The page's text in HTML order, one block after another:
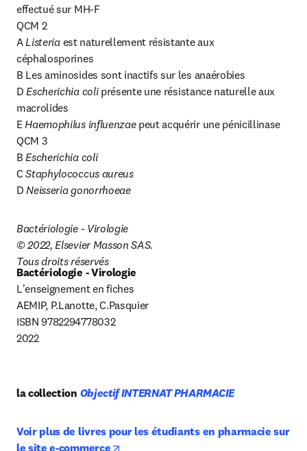
effectué sur MH-F
QCM 2
A Listeria est naturellement résistante aux
céphalosporines
B Les aminosides sont inactifs sur les anaérobies
D Escherichia coli présente une résistance naturelle aux
macrolides
E Haemophilus influenzae peut acquérir une pénicillinase
QCM 3
B Escherichia coli
C Staphylococcus aureus
D Neisseria gonorrhoeae
Bactériologie - Virologie
© 2022, Elsevier Masson SAS.
Tous droits réservés
Bactériologie - Virologie
L'enseignement en fiches
AEMIP, P.Lanotte, C.Pasquier
ISBN 9782294778032
2022
la collection Objectif INTERNAT PHARMACIE
Voir plus de livres pour les étudiants en pharmacie sur
le site e-commerce